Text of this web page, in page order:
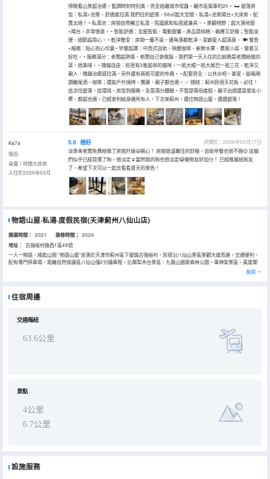
傍晚看山景超治癒，藍調時刻特別美，完全逃離城市喧囂。離市區駕車約2h。 🛏️ 碧落房
型：私湯+池景，舒適度拉滿 我們住的碧落，58㎡超大空間，私湯+池景陽台+大床房，配
置太絕！ • 私湯池：房間自帶獨立私湯，氛圍感和私密感兼具。 • 景觀視野：超大落地窗
+陽台，非常愜意。 • 智能舒適：全屋智能、電動窗簾，床品是純棉，親膚又舒服；智能坐
便，細節超用心。 • 乾淨整潔：房間一塵不染，連角落都乾淨，潔癖星人超滿意。 🍽️ 餐食
+服務：貼心到心坎裏 • 早餐超讚：中西式自助，現磨咖啡、新鮮水果、農家小菜，營養又
好吃。 • 服務滿分：老闆超熱情，老闆自己會做飯，我們第一天入住的比較晚是老闆給做的
菜，很美味。 • 擼貓自由：民宿有3隻超乖的貓咪，一衹大橘一衹大尾巴一衹三花，乾淨又
親人，擼貓治癒感拉滿。另外還有兩衹可愛的布偶。 • 配套齊全：公共水吧、茶室，能喝現
調雞尾酒、咖啡；還能戶外燒烤，團建、親子都合適。 ✅ 總結：薊州民宿天花板，必住！
這次住碧落，從環境、房型到服務，全是滿分體驗。不管是情侶度假、親子出遊還是朋友小
聚，都超合適。已經安利給身邊所有人，下次來薊州，還住物語山屋，還選碧落！
Ka7a
情侶
侖靈丨特價大床房
入住於2026年03月
5.0 極好
評價於：2026年03月17日
淡季來老闆免費給做了房間升級😃開心！ 房間很温馨住的舒服，自助早餐也很不錯😌 店貓
們似乎已經見慣了狗，很淡定☺️當然我的狗也很淡定😹寵物友好加分！ 已經推薦給狗友
了，希望下次可以一起去看看夏天的景色！
物語山屋·私湯·度假民宿(天津薊州八仙山店)
開業時間： 2021 装修時間； 2024
地址：
古強峪村路西1區49號
一人一物語，緣起山間 “物語山屋”坐落於天津市薊州區下營鎮古強峪村，民宿沿八仙山景區景觀大道而建，交通便利，
配有專門停車場，距離自然保護區八仙山僅2分鐘車程，比鄰梨木台景區、九龍山國家森林公園、車神架景區、黃崖關
長城景區、郭家溝景區、吉姆冒險世界等. 作為設計師酒店，整體以侘寂風為主，這裏沒有都市生活的喧囂，在茶室裏靜
靜的，一杯茶、一盞香、一本書，就可以呆上整個下午。 民宿內配有公共水吧，茶室，即便是在山裏也可以品嚐現調雞
展開
住宿周邊
交通樞紐
63.6公里
景點
4公里
6.7公里
設施服務